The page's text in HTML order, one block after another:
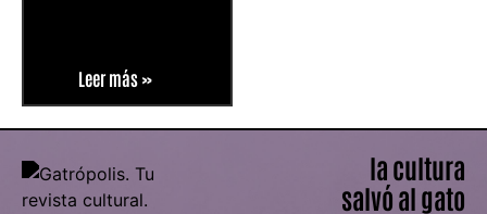
Leer más »
la cultura
salvó al gato